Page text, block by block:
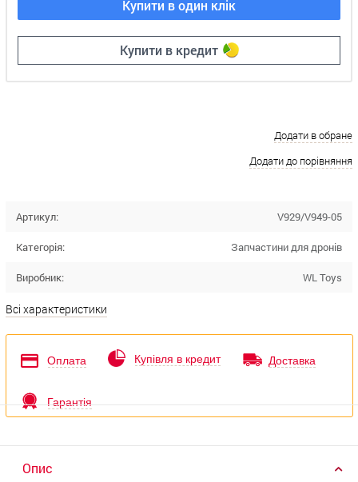
Купити в один клік
Купити в кредит
Додати в обране
Додати до порівняння
Артикул: V929/V949-05
Категорія: Запчастини для дронів
Виробник: WL Toys
Всі характеристики
Оплата Купівля в кредит Доставка
Гарантія
Опис